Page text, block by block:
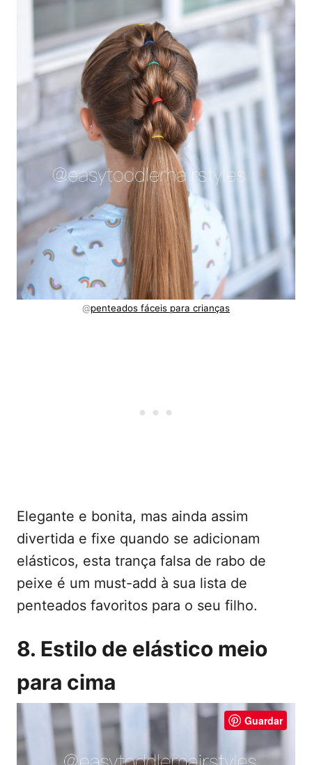
@penteados fáceis para crianças
Elegante e bonita, mas ainda assim
divertida e fixe quando se adicionam
elásticos, esta trança falsa de rabo de
peixe é um must-add à sua lista de
penteados favoritos para o seu filho.
8. Estilo de elástico meio
para cima
Guardar